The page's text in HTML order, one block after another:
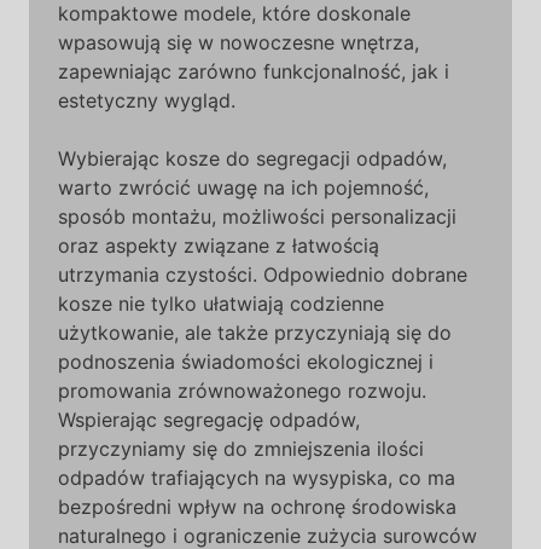
kompaktowe modele, które doskonale
wpasowują się w nowoczesne wnętrza,
zapewniając zarówno funkcjonalność, jak i
estetyczny wygląd.
Wybierając kosze do segregacji odpadów,
warto zwrócić uwagę na ich pojemność,
sposób montażu, możliwości personalizacji
oraz aspekty związane z łatwością
utrzymania czystości. Odpowiednio dobrane
kosze nie tylko ułatwiają codzienne
użytkowanie, ale także przyczyniają się do
podnoszenia świadomości ekologicznej i
promowania zrównoważonego rozwoju.
Wspierając segregację odpadów,
przyczyniamy się do zmniejszenia ilości
odpadów trafiających na wysypiska, co ma
bezpośredni wpływ na ochronę środowiska
naturalnego i ograniczenie zużycia surowców